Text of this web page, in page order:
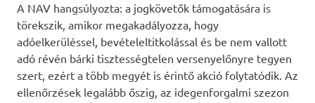
A NAV hangsúlyozta: a jogkövetők támogatására is
törekszik, amikor megakadályozza, hogy
adóelkerüléssel, bevételeltitkolással és be nem vallott
adó révén bárki tisztességtelen versenyelőnyre tegyen
szert, ezért a több megyét is érintő akció folytatódik. Az
ellenőrzések legalább őszig, az idegenforgalmi szezon